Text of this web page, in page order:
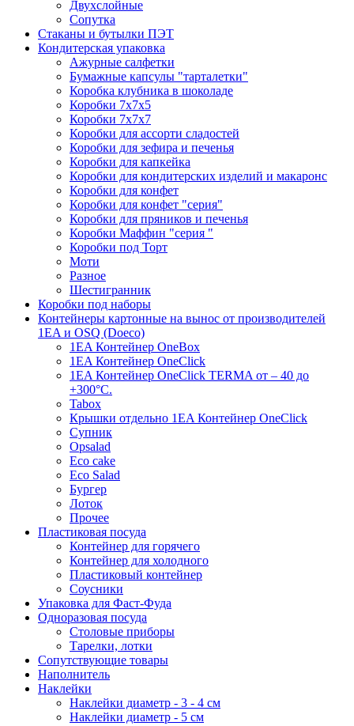
Двухслойные
Сопутка
Стаканы и бутылки ПЭТ
Кондитерская упаковка
Ажурные салфетки
Бумажные капсулы "тарталетки"
Коробка клубника в шоколаде
Коробки 7х7х5
Коробки 7х7х7
Коробки для ассорти сладостей
Коробки для зефира и печенья
Коробки для капкейка
Коробки для кондитерских изделий и макаронс
Коробки для конфет
Коробки для конфет "серия"
Коробки для пряников и печенья
Коробки Маффин "серия "
Коробки под Торт
Моти
Разное
Шестигранник
Коробки под наборы
Контейнеры картонные на вынос от производителей
1EA и OSQ (Doeco)
1EA Контейнер OneBox
1EA Контейнер OneClick
1EA Контейнер OneClick TERMA от – 40 до
+300°C.
Tabox
Крышки отдельно 1EA Контейнер OneClick
Супник
Opsalad
Eco cake
Eco Salad
Бургер
Лоток
Прочее
Пластиковая посуда
Контейнер для горячего
Контейнер для холодного
Пластиковый контейнер
Соусники
Упаковка для Фаст-Фуда
Одноразовая посуда
Столовые приборы
Тарелки, лотки
Сопутствующие товары
Наполнитель
Наклейки
Наклейки диаметр - 3 - 4 см
Наклейки диаметр - 5 см